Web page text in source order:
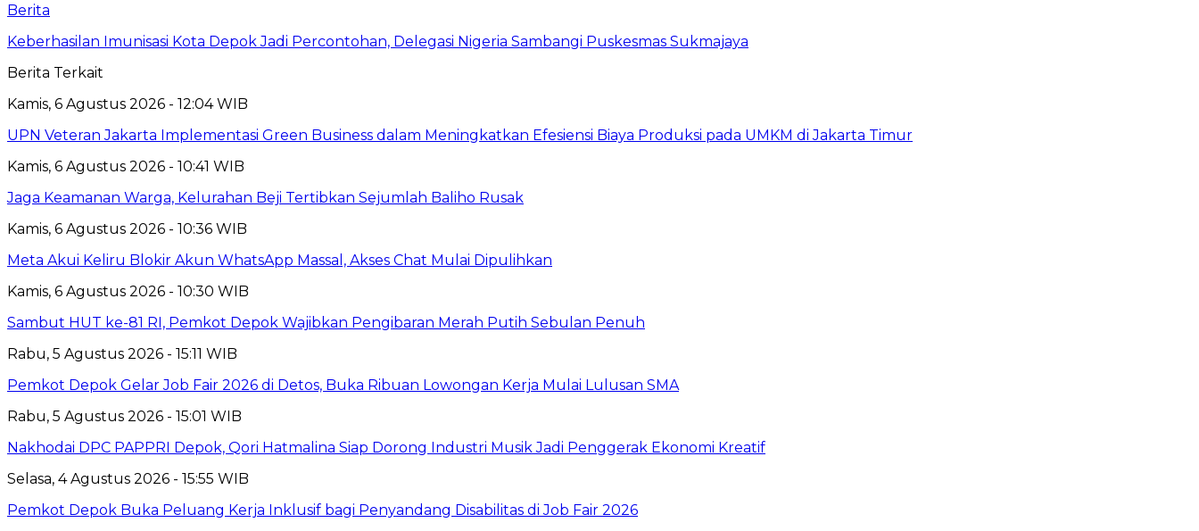
Berita
Keberhasilan Imunisasi Kota Depok Jadi Percontohan, Delegasi Nigeria Sambangi Puskesmas Sukmajaya
Berita Terkait
Kamis, 6 Agustus 2026 - 12:04 WIB
UPN Veteran Jakarta Implementasi Green Business dalam Meningkatkan Efesiensi Biaya Produksi pada UMKM di Jakarta Timur
Kamis, 6 Agustus 2026 - 10:41 WIB
Jaga Keamanan Warga, Kelurahan Beji Tertibkan Sejumlah Baliho Rusak
Kamis, 6 Agustus 2026 - 10:36 WIB
Meta Akui Keliru Blokir Akun WhatsApp Massal, Akses Chat Mulai Dipulihkan
Kamis, 6 Agustus 2026 - 10:30 WIB
Sambut HUT ke-81 RI, Pemkot Depok Wajibkan Pengibaran Merah Putih Sebulan Penuh
Rabu, 5 Agustus 2026 - 15:11 WIB
Pemkot Depok Gelar Job Fair 2026 di Detos, Buka Ribuan Lowongan Kerja Mulai Lulusan SMA
Rabu, 5 Agustus 2026 - 15:01 WIB
Nakhodai DPC PAPPRI Depok, Qori Hatmalina Siap Dorong Industri Musik Jadi Penggerak Ekonomi Kreatif
Selasa, 4 Agustus 2026 - 15:55 WIB
Pemkot Depok Buka Peluang Kerja Inklusif bagi Penyandang Disabilitas di Job Fair 2026